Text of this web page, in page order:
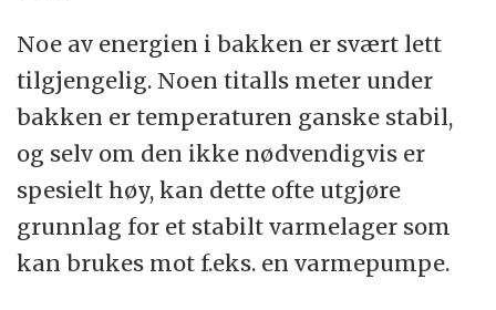
Noe av energien i bakken er svært lett
tilgjengelig. Noen titalls meter under
bakken er temperaturen ganske stabil,
og selv om den ikke nødvendigvis er
spesielt høy, kan dette ofte utgjøre
grunnlag for et stabilt varmelager som
kan brukes mot f.eks. en varmepumpe.